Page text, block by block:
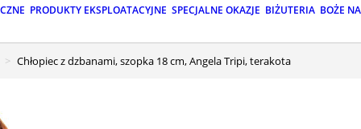
PRODUKTY EKSPLOATACYJNE SPECJALNE OKAZJE BIŻUTERIA BOŻE
Chłopiec z dzbanami, szopka 18 cm, Angela Tripi, terakota